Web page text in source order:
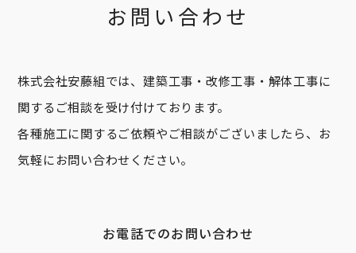
お問い合わせ
株式会社安藤組では、建築工事・改修工事・解体工事に
関するご相談を受け付けております。
各種施工に関するご依頼やご相談がございましたら、お
気軽にお問い合わせください。
お電話でのお問い合わせ